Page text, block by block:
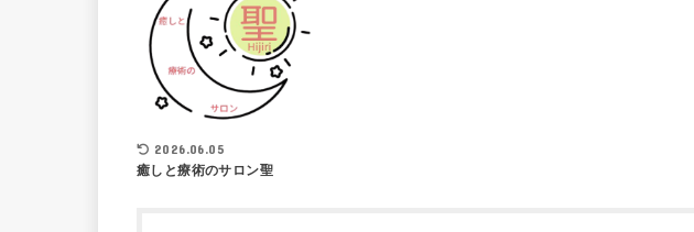
2026.06.05
癒しと療術のサロン聖